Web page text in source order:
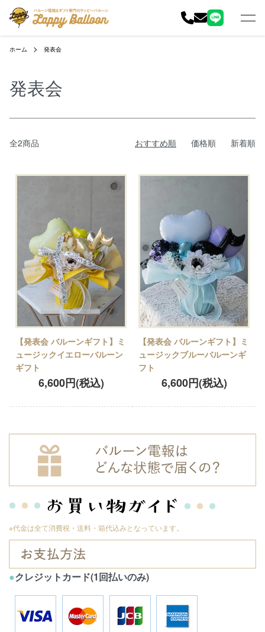
ホーム 発表会
発表会
全2商品 おすすめ順 価格順 新着順
【発表会 バルーンギフト】ミ
ュージックイエローバルーン
ギフト
6,600円(税込)
【発表会 バルーンギフト】ミ
ュージックブルーバルーンギ
フト
6,600円(税込)
※代金は全て消費税・送料・箱代込みとなっています。
●クレジットカード(1回払いのみ)